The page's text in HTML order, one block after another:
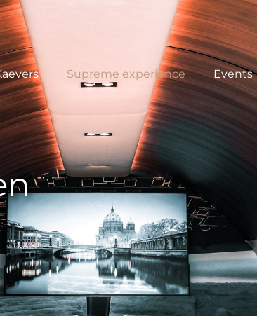
Supreme experience Events